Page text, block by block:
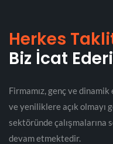
Herkes
Biz İcat
Firmamız, genç ve
ve yeniliklere açık
sektöründe
devam etmektedir.